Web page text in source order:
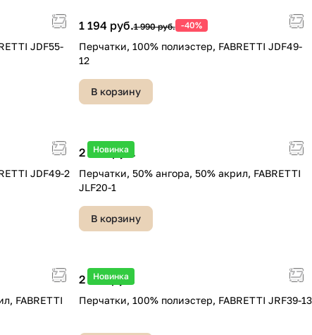
JDF55-
1 194 руб.1 990 руб. -40%
Перчатки, 100% полиэстер, FABRETTI JDF49-
12
В корзину
JDF49-2
Новинка
2 490 руб.
Перчатки, 50% ангора, 50% акрил, FABRETTI
JLF20-1
В корзину
FABRETTI
Новинка
2 290 руб.
Перчатки, 100% полиэстер, FABRETTI JRF39-13